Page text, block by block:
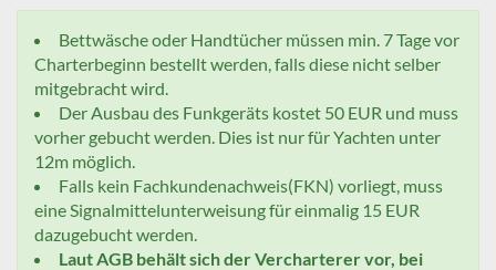
Bettwäsche oder Handtücher müssen min. 7 Tage vor
Charterbeginn bestellt werden, falls diese nicht selber
mitgebracht wird.
Der Ausbau des Funkgeräts kostet 50 EUR und muss
vorher gebucht werden. Dies ist nur für Yachten unter
12m möglich.
Falls kein Fachkundenachweis(FKN) vorliegt, muss
eine Signalmittelunterweisung für einmalig 15 EUR
dazugebucht werden.
Laut AGB behält sich der Vercharterer vor, bei